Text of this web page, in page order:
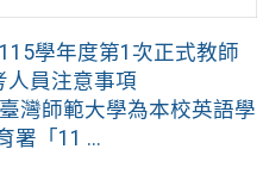
學年度第1次正式教師
人員注意事項
灣師範大學為本校英語學
署「11 ...